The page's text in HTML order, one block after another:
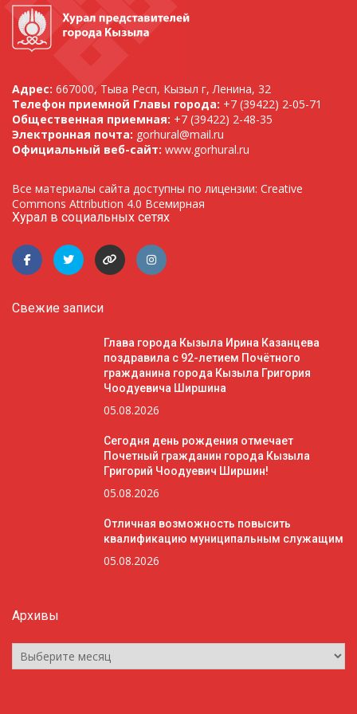
Адрес: 667000, Тыва Респ, Кызыл г, Ленина, 32
Телефон приемной Главы города: +7 (39422) 2-05-71
Общественная приемная: +7 (39422) 2-48-35
Электронная почта: gorhural@mail.ru
Официальный веб-сайт: www.gorhural.ru
Все материалы сайта доступны по лицензии: Creative
Commons Attribution 4.0 Всемирная
Хурал в социальных сетях
Свежие записи
Глава города Кызыла Ирина Казанцева
поздравила с 92-летием Почётного
гражданина города Кызыла Григория
Чоодуевича Ширшина
05.08.2026
Сегодня день рождения отмечает
Почетный гражданин города Кызыла
Григорий Чоодуевич Ширшин!
05.08.2026
Отличная возможность повысить
квалификацию муниципальным служащим
05.08.2026
Архивы
Архивы